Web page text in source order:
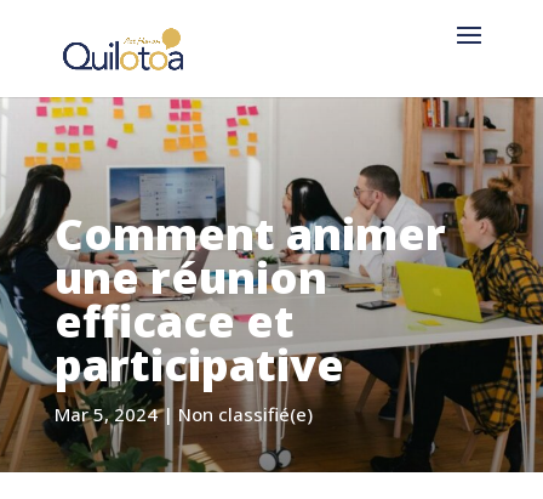
Comment animer
une réunion
efficace et
participative
Mar 5, 2024| Non classifié(e)